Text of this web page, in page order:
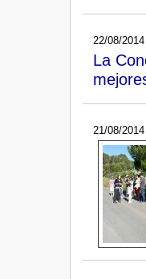
22/08/2014
La
21/08/2014